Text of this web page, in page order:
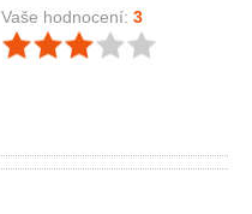
Vaše hodnocení: 3